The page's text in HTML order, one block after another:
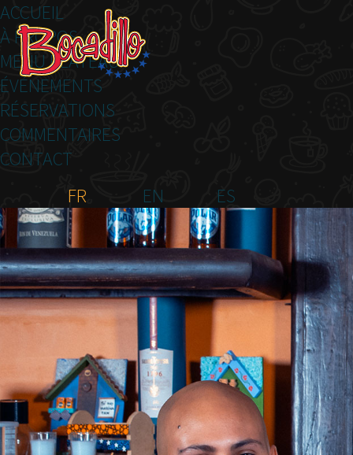
ACCUEIL
À PROPOS
MENU PLATEAU
ÉVÉNEMENTS
RÉSERVATIONS
COMMENTAIRES
CONTACT
FR
EN ES